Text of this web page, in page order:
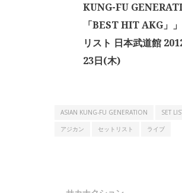
KUNG-FU
「BEST HIT AKG」
リスト 日本武道館
23日(木)
ASIAN KUNG-FU GENERATION
SET
アジカン
セットリスト ライブ